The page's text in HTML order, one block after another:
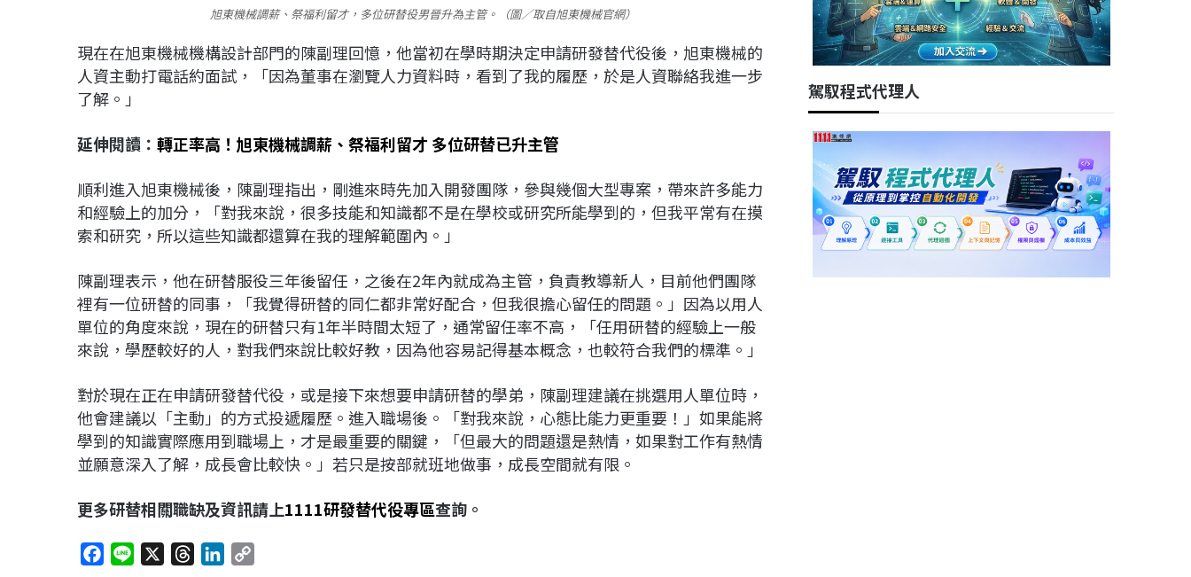
旭東機械調薪、祭福利留才，多位研替役男晉升為主管。（圖／取自旭東機械官網）
現在在旭東機械機構設計部門的陳副理回憶，他當初在學時期決定申請研發替代役後，旭東機械的
人資主動打電話約面試，「因為董事在瀏覽人力資料時，看到了我的履歷，於是人資聯絡我進一步
了解。」
延伸閱讀： 轉正率高！旭東機械調薪、祭福利留才 多位研替已升主管
順利進入旭東機械後，陳副理指出，剛進來時先加入開發團隊，參與幾個大型專案，帶來許多能力
和經驗上的加分，「對我來說，很多技能和知識都不是在學校或研究所能學到的，但我平常有在摸
索和研究，所以這些知識都還算在我的理解範圍內。」
陳副理表示，他在研替服役三年後留任，之後在2年內就成為主管，負責教導新人，目前他們團隊
裡有一位研替的同事，「我覺得研替的同仁都非常好配合，但我很擔心留任的問題。」因為以用人
單位的角度來說，現在的研替只有1年半時間太短了，通常留任率不高，「任用研替的經驗上一般
來說，學歷較好的人，對我們來說比較好教，因為他容易記得基本概念，也較符合我們的標準。」
對於現在正在申請研發替代役，或是接下來想要申請研替的學弟，陳副理建議在挑選用人單位時，
他會建議以「主動」的方式投遞履歷。進入職場後。「對我來說，心態比能力更重要！」如果能將
學到的知識實際應用到職場上，才是最重要的關鍵，「但最大的問題還是熱情，如果對工作有熱情
並願意深入了解，成長會比較快。」若只是按部就班地做事，成長空間就有限。
更多研替相關職缺及資訊請上1111研發替代役專區查詢。
駕馭程式代理人